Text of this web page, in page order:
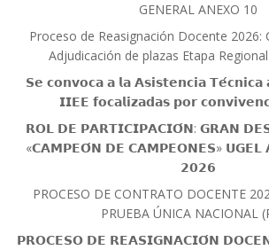
GENERAL ANEXO 10
Proceso de Reasignación Docente 2026:
Adjudicación de plazas Etapa
𝗦𝗲 𝗰𝗼𝗻𝘃𝗼𝗰𝗮 𝗮 𝗹𝗮 𝗔𝘀𝗶𝘀𝘁𝗲𝗻𝗰𝗶𝗮 𝗧𝗲́𝗰𝗻𝗶𝗰𝗮
𝗜𝗜𝗘𝗘 𝗳𝗼𝗰𝗮𝗹𝗶𝘇𝗮𝗱𝗮𝘀 𝗽𝗼𝗿
𝗥𝗢𝗟 𝗗𝗘 𝗣𝗔𝗥𝗧𝗜𝗖𝗜𝗣𝗔𝗖𝗜𝗢́𝗡: 𝗚𝗥𝗔𝗡
«𝗖𝗔𝗠𝗣𝗘𝗢́𝗡 𝗗𝗘 𝗖𝗔𝗠𝗣𝗘𝗢𝗡𝗘𝗦» 𝗨𝗚𝗘𝗟
𝟮𝟬𝟮𝟲
PROCESO DE CONTRATO DOCENTE
PRUEBA ÚNICA NACIONAL
𝗣𝗥𝗢𝗖𝗘𝗦𝗢 𝗗𝗘 𝗥𝗘𝗔𝗦𝗜𝗚𝗡𝗔𝗖𝗜𝗢́𝗡